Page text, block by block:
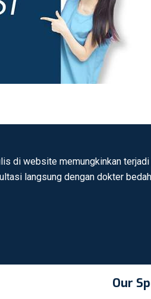
di website memungkinkan
langsung dengan dokter
Our